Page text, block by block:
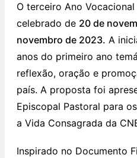
O terceiro Ano
celebrado de 20 de
novembro de 2023. A
anos do primeiro ano
reflexão, oração e
país. A proposta foi
Episcopal Pastoral para
a Vida Consagrada da
Inspirado no Documento